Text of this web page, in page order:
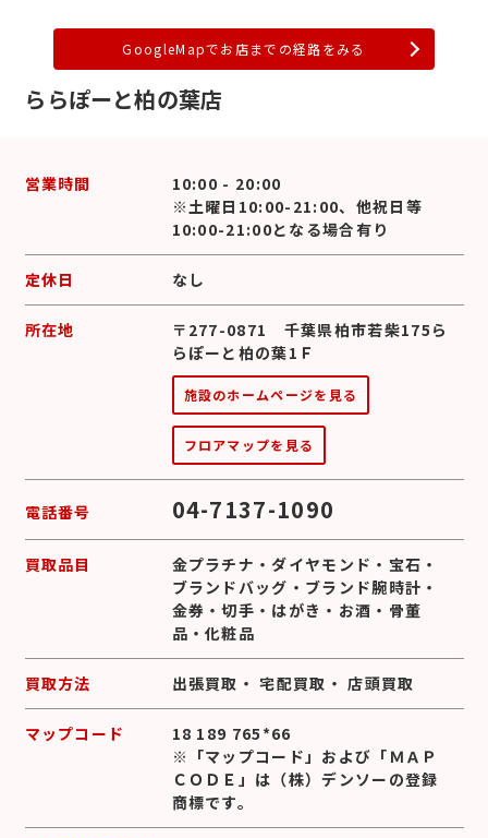
GoogleMapでお店までの経路をみる
ららぽーと柏の葉店
営業時間
10:00 - 20:00
※土曜日10:00-21:00、他祝日等
10:00-21:00となる場合有り
定休日 なし
所在地
〒277-0871 千葉県柏市若柴175ら
らぽーと柏の葉1Ｆ
施設のホームページを見る
フロアマップを見る
電話番号 04-7137-1090
買取品目 金プラチナ ・ダイヤモンド ・ 宝石 ・
ブランドバッグ ・ ブランド腕時計 ・
金券 ・切手 ・ はがき ・ お酒 ・ 骨董
品 ・化粧品
買取方法 出張買取 ・宅配買取 ・店頭買取
マップコード
18 189 765*66
※「マップコード」および「ＭＡＰ
ＣＯＤＥ」は（株）デンソーの登録
商標です。